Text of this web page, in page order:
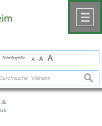
Schriftgröße A A A
&